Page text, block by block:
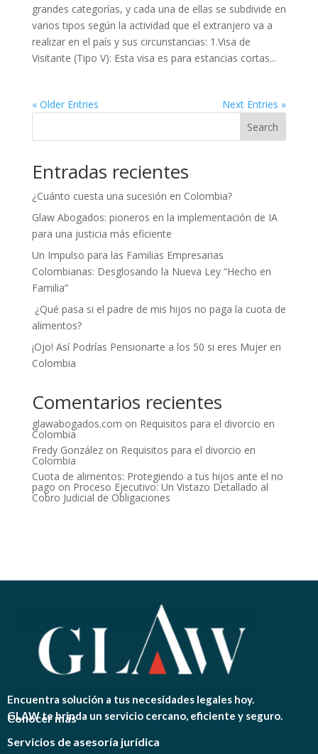
grandes categorías, y cada una de ellas se subdivide en
varios tipos según la actividad que el extranjero va a
realizar en el país y sus circunstancias: 1.Visa de
Visitante (Tipo V): Esta visa es para estancias cortas...
« Older Entries
Next Entries »
Search
Entradas recientes
¿Cuánto cuesta una sucesión en Colombia?
Glaw Abogados: pioneros en la implementación de IA
para una justicia más eficiente
Un Impulso para las Familias Empresarias
Colombianas: Desglosando la Nueva Ley “Hecho en
Familia”
¿Qué pasa si el padre de mis hijos no paga la cuota de
alimentos?
¡Ojo! Así Podrías Pensionarte a los 50 si eres Mujer en
Colombia
Comentarios recientes
glawabogados.com on Requisitos para el divorcio en
Colombia
Fredy Gonzálezon Requisitos para el divorcio en
Colombia
Cuota de alimentos: Protegiendo a tus hijos ante el no
pago on Proceso Ejecutivo: Un Vistazo Detallado al
Cobro Judicial de Obligaciones
Encuentra solución a tus necesidades legales hoy.
GLAW te brinda un servicio cercano, eficiente y seguro.
Conocer más
Servicios de asesoría jurídica